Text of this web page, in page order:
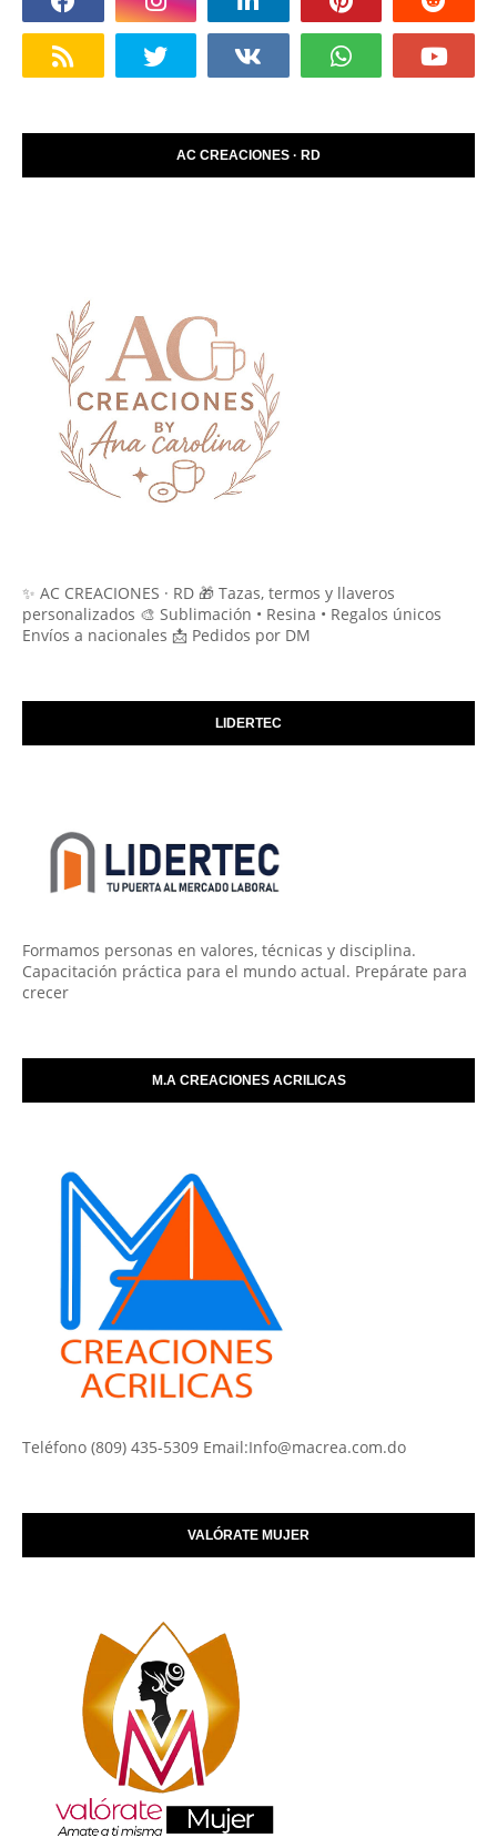
AC CREACIONES · RD
✨ AC CREACIONES · RD 🎁 Tazas, termos y llaveros
personalizados 🎨 Sublimación • Resina • Regalos únicos
Envíos a nacionales 📩 Pedidos por DM
LIDERTEC
Formamos personas en valores, técnicas y disciplina.
Capacitación práctica para el mundo actual. Prepárate para
crecer
M.A CREACIONES ACRILICAS
Teléfono (809) 435-5309 Email:Info@macrea.com.do
VALÓRATE MUJER